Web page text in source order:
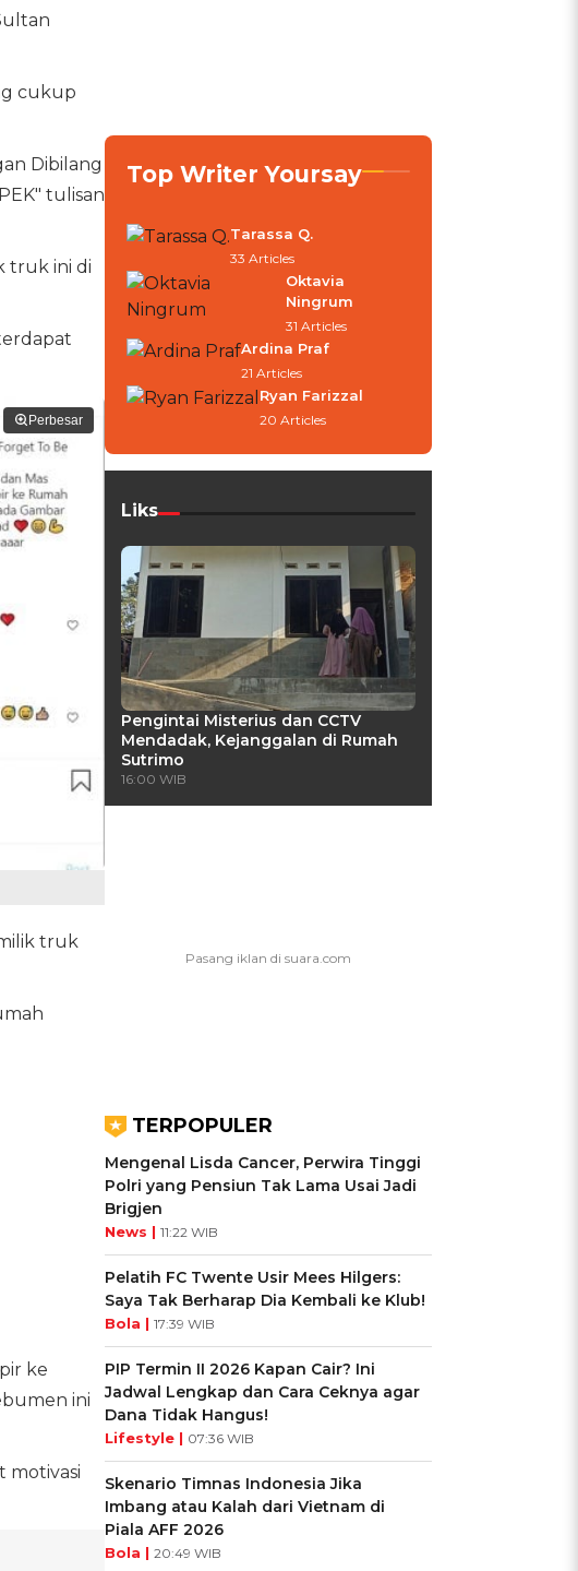
cukup
Dibilang
tulisan
truk ini di
Perbesar
truk
ke
ini
motivasi
Top Writer Yoursay
Tarassa Q.
33 Articles
Oktavia
Ningrum
31 Articles
Ardina Praf
21 Articles
Ryan Farizzal
20 Articles
Liks
Pengintai Misterius dan CCTV
Mendadak, Kejanggalan di Rumah
Sutrimo
16:00 WIB
TERPOPULER
Mengenal Lisda Cancer, Perwira Tinggi
Polri yang Pensiun Tak Lama Usai Jadi
Brigjen
News | 11:22 WIB
Pelatih FC Twente Usir Mees Hilgers:
Saya Tak Berharap Dia Kembali ke Klub!
Bola | 17:39 WIB
PIP Termin II 2026 Kapan Cair? Ini
Jadwal Lengkap dan Cara Ceknya agar
Dana Tidak Hangus!
Lifestyle | 07:36 WIB
Skenario Timnas Indonesia Jika
Imbang atau Kalah dari Vietnam di
Piala AFF 2026
Bola | 20:49 WIB